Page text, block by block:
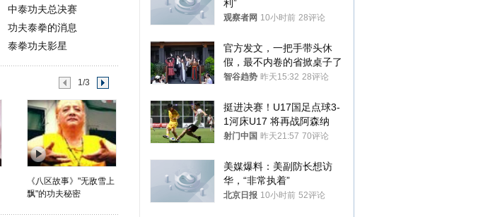
中泰功夫总决赛
功夫泰拳的消息
泰拳功夫影星
1/3
《八区故事》"无敌雪上
飘"的功夫秘密
利”
观察者网 10小时前 28评论
官方发文，一把手带头休
假，最不内卷的省掀桌子了
智谷趋势 昨天15:32 28评论
挺进决赛！U17国足点球3-
1河床U17 将再战阿森纳
射门中国 昨天21:57 70评论
美媒爆料：美副防长想访
华，“非常执着”
北京日报 10小时前 52评论